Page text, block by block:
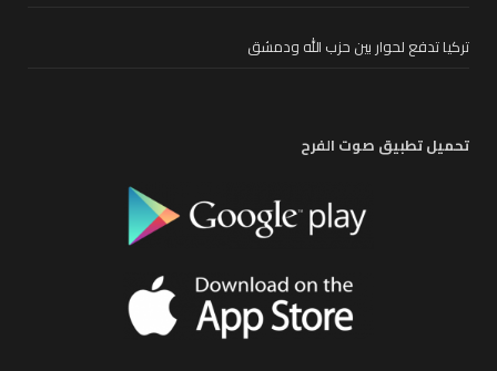
تركيا تدفع لحوار بين حزب الله ودمشق
تحميل تطبيق صوت الفرح